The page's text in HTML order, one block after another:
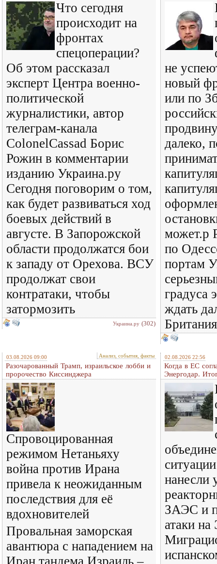
Что сегодня
происходит на
фронтах
спецоперации?
Об этом рассказал
эксперт Центра военно-
политической
журналистики, автор
телеграм-канала
ColonelCassad Борис
Рожин в комментарии
изданию Украина.ру
Сегодня поговорим о том,
как будет развиваться ход
боевых действий в
августе. В Запорожской
области продолжатся бои
к западу от Орехова. ВСУ
продолжат свои
контратаки, чтобы
затормозить
Украина.ру (302)
не
новый
или по
далеко,
может.р
по
портам
градуса
ждать
03.08.2026 09:00 Анализ, события, факты
Разочарованный Трамп, израильское лобби и
пророчество Киссинджера
Спровоцированная
режимом Нетаньяху
война против Ирана
привела к неожиданным
последствия для её
вдохновителей
Провальная заморская
авантюра с нападением на
Иран тандема Израиль –
02.08.2026 22:56
Когда в ЕС
Энергодар.
нанесли
ЗАЭС и
атаки на